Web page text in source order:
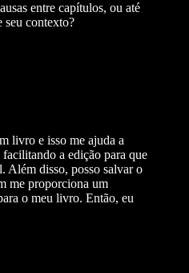
entre capítulos, ou até
seu contexto?
livro e isso me ajuda a
a edição para que
Além disso, posso salvar o
me proporciona um
o meu livro. Então, eu